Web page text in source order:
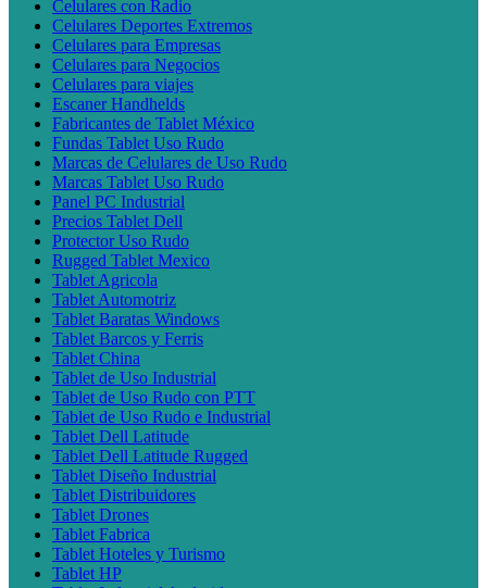
Celulares con Radio
Celulares Deportes Extremos
Celulares para Empresas
Celulares para Negocios
Celulares para viajes
Escaner Handhelds
Fabricantes de Tablet México
Fundas Tablet Uso Rudo
Marcas de Celulares de Uso Rudo
Marcas Tablet Uso Rudo
Panel PC Industrial
Precios Tablet Dell
Protector Uso Rudo
Rugged Tablet Mexico
Tablet Agricola
Tablet Automotriz
Tablet Baratas Windows
Tablet Barcos y Ferris
Tablet China
Tablet de Uso Industrial
Tablet de Uso Rudo con PTT
Tablet de Uso Rudo e Industrial
Tablet Dell Latitude
Tablet Dell Latitude Rugged
Tablet Diseño Industrial
Tablet Distribuidores
Tablet Drones
Tablet Fabrica
Tablet Hoteles y Turismo
Tablet HP